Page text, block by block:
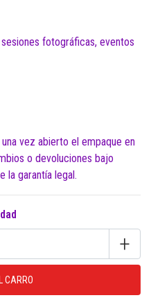
fotográficas, eventos
vez abierto el empaque en
o devoluciones bajo
la garantía legal.
+